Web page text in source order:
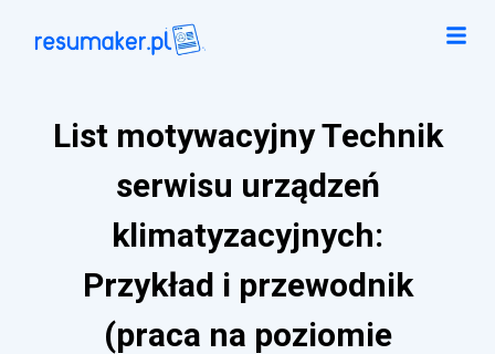
List motywacyjny Technik
serwisu urządzeń
klimatyzacyjnych:
Przykład i przewodnik
(praca na poziomie